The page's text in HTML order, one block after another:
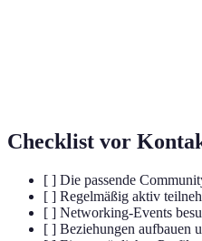
Checklist vor
[ ] Die passende
[ ] Regelmäßig aktiv
[ ] Networking-Events
[ ] Beziehungen aufbauen